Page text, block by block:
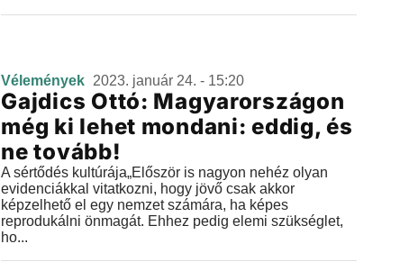
Vélemények 2023. január 24. - 15:20
Gajdics Ottó: Magyarországon
még ki lehet mondani: eddig, és
ne tovább!
A sértődés kultúrája„Először is nagyon nehéz olyan
evidenciákkal vitatkozni, hogy jövő csak akkor
képzelhető el egy nemzet számára, ha képes
reprodukálni önmagát. Ehhez pedig elemi szükséglet,
ho...